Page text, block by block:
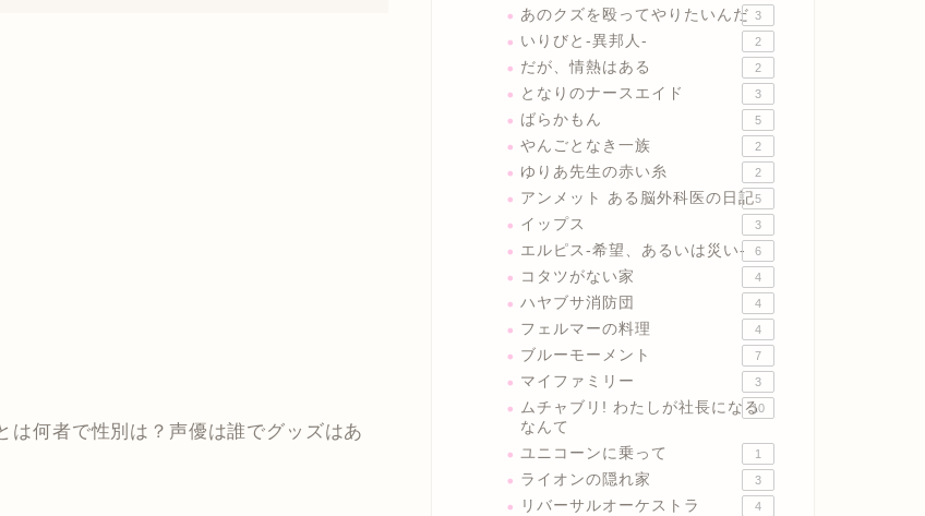
何者で性別は？声優は誰でグッズはあ
あのクズを殴ってやりたいんだ 3
いりびと-異邦人- 2
だが、情熱はある 2
となりのナースエイド 3
ばらかもん 5
やんごとなき一族 2
ゆりあ先生の赤い糸 2
アンメット ある脳外科医の日記5
イップス 3
エルピス-希望、あるいは災い- 6
コタツがない家 4
ハヤブサ消防団 4
フェルマーの料理 4
ブルーモーメント 7
マイファミリー 3
ムチャブリ! わたしが社長になる
なんて
10
ユニコーンに乗って 1
ライオンの隠れ家 3
リバーサルオーケストラ 4